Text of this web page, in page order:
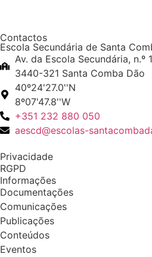
Contactos
Escola Secundária de Santa
Av. da Escola Secundária, n.º 1
3440-321 Santa Comba Dão
40º24'27.0''N
8º07'47.8''W
+351 232 880 050
aescd@escolas-
Privacidade
RGPD
Informações
Documentações
Comunicações
Publicações
Conteúdos
Eventos